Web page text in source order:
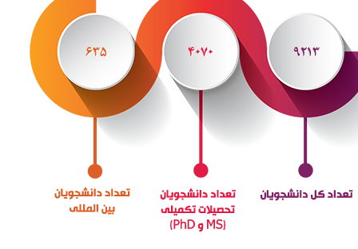
۶۳۵ ۴۰۷۰ ۹۲۱۳